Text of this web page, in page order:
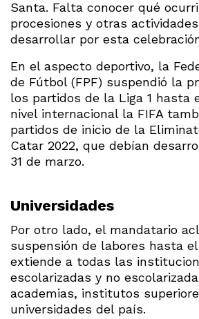
Santa. Falta conocer qué
procesiones y otras
desarrollar por esta
En el aspecto deportivo, la
de Fútbol (FPF) suspendió la
los partidos de la Liga 1 hasta
nivel internacional la FIFA
partidos de inicio de la
Catar 2022, que debían
31 de marzo.
Universidades
Por otro lado, el mandatario
suspensión de labores hasta
extiende a todas las
escolarizadas y no
academias, institutos
universidades del país.